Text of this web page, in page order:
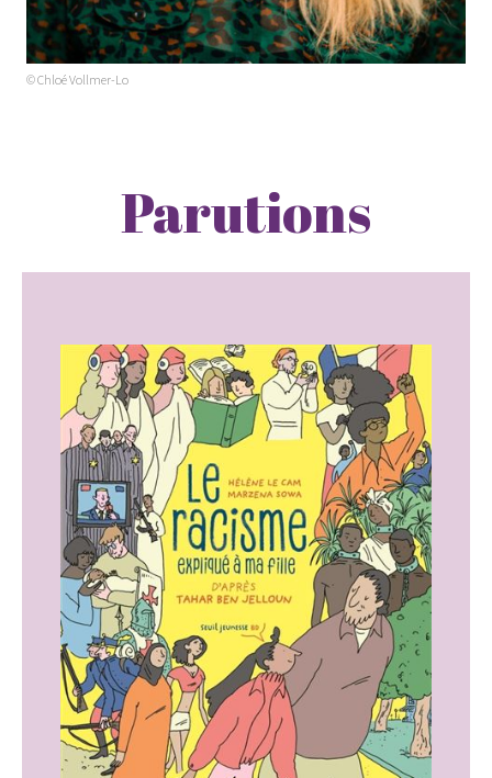
© Chloé Vollmer-Lo
Parutions